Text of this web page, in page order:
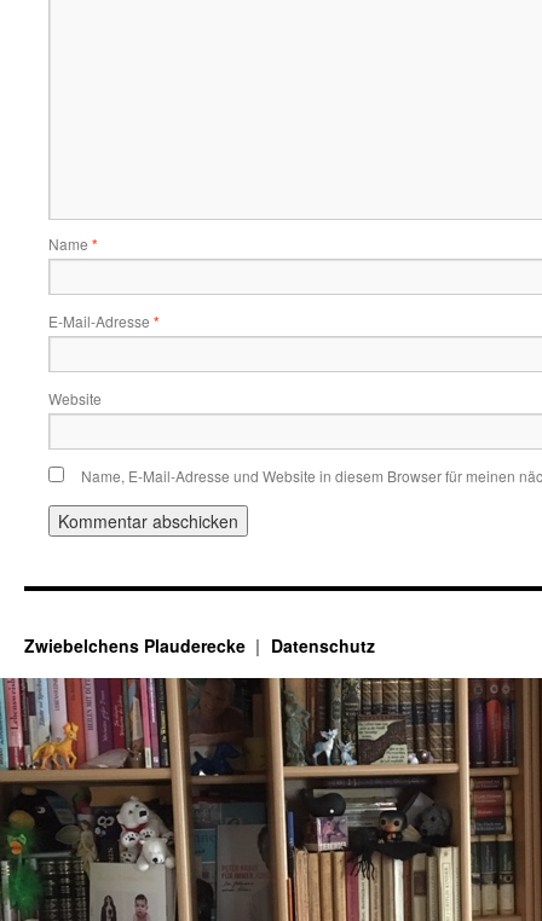
Name *
E-Mail-Adresse *
Website
Name, E-Mail-Adresse und Website in diesem Browser für meinen
Zwiebelchens Plauderecke Datenschutz